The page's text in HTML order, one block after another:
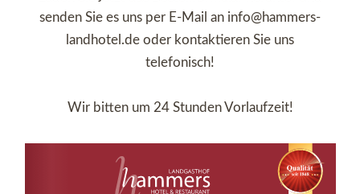
senden Sie es uns per E-Mail an info@hammers-
landhotel.de oder kontaktieren Sie uns
telefonisch!
Wir bitten um 24 Stunden Vorlaufzeit!